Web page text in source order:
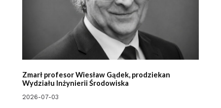
Zmarł profesor Wiesław Gądek, prodziekan
Wydziału Inżynierii Środowiska
2026-07-03